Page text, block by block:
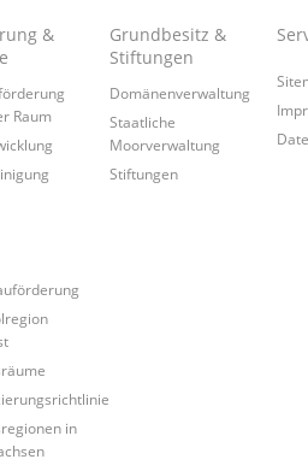
&
Raum
in
Grundbesitz &
Stiftungen
Domänenverwaltung
Staatliche
Moorverwaltung
Stiftungen